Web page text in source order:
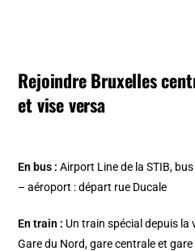
Rejoindre Bruxelles
et vise versa
En bus : Airport Line de la STIB,
– aéroport : départ rue Ducale
En train : Un train spécial depuis la
Gare du Nord, gare centrale et